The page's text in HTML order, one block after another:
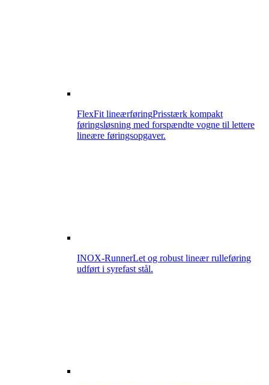
FlexFit lineærføringPrisstærk kompakt
føringsløsning med forspændte vogne til lettere
lineære føringsopgaver.
INOX-RunnerLet og robust lineær rulleføring
udført i syrefast stål.